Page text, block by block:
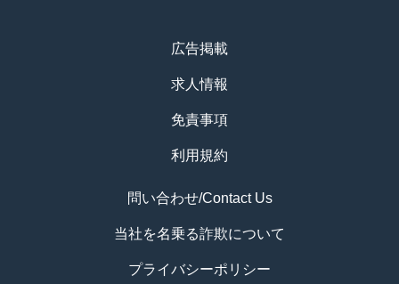
広告掲載
求人情報
免責事項
利用規約
問い合わせ/Contact Us
当社を名乗る詐欺について
プライバシーポリシー